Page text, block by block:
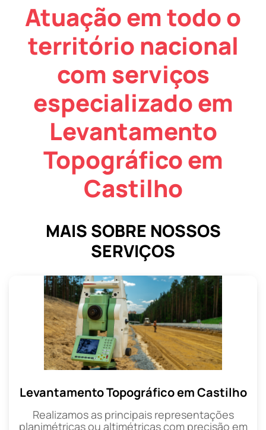
Atuação em todo o
território nacional
com serviços
especializado em
Levantamento
Topográfico em
Castilho
MAIS SOBRE NOSSOS
SERVIÇOS
Levantamento Topográfico em Castilho
Realizamos as principais representações
planimétricas ou altimétricas com precisão em